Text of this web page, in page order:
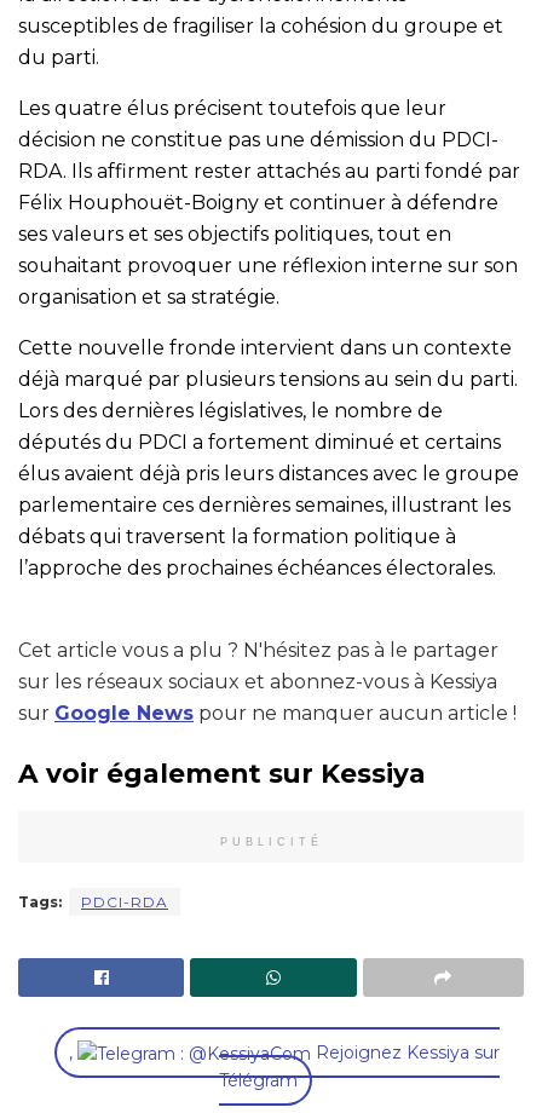
susceptibles de fragiliser la cohésion du groupe et
du parti.
Les quatre élus précisent toutefois que leur
décision ne constitue pas une démission du PDCI-
RDA. Ils affirment rester attachés au parti fondé par
Félix Houphouët-Boigny et continuer à défendre
ses valeurs et ses objectifs politiques, tout en
souhaitant provoquer une réflexion interne sur son
organisation et sa stratégie.
Cette nouvelle fronde intervient dans un contexte
déjà marqué par plusieurs tensions au sein du parti.
Lors des dernières législatives, le nombre de
députés du PDCI a fortement diminué et certains
élus avaient déjà pris leurs distances avec le groupe
parlementaire ces dernières semaines, illustrant les
débats qui traversent la formation politique à
l’approche des prochaines échéances électorales.
Cet article vous a plu ? N'hésitez pas à le partager
sur les réseaux sociaux et abonnez-vous à Kessiya
sur Google News pour ne manquer aucun article !
A voir également sur Kessiya
PUBLICITÉ
Tags: PDCI-RDA
,
Rejoignez Kessiya sur
Télégram